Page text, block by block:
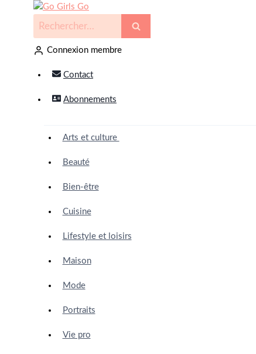
Connexion membre
Contact
Abonnements
Arts et culture
Beauté
Bien-être
Cuisine
Lifestyle et loisirs
Maison
Mode
Portraits
Vie pro